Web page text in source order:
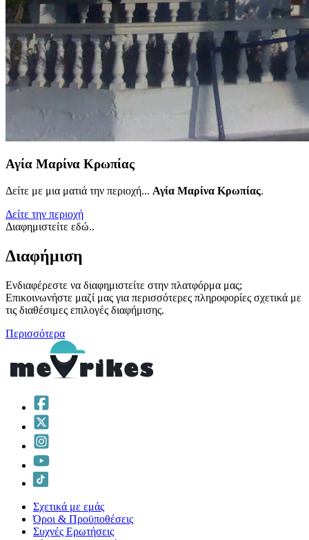
Αγία Μαρίνα Κρωπίας
Δείτε με μια ματιά την περιοχή... Αγία Μαρίνα Κρωπίας.
Δείτε την περιοχή
Διαφημιστείτε εδώ..
Διαφήμιση
Ενδιαφέρεστε να διαφημιστείτε στην πλατφόρμα μας;
Επικοινωνήστε μαζί μας για περισσότερες πληροφορίες σχετικά με
τις διαθέσιμες επιλογές διαφήμισης.
Περισσότερα
Σχετικά με εμάς
Όροι & Προϋποθέσεις
Συχνές Ερωτήσεις